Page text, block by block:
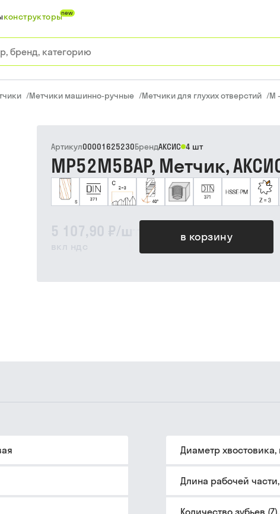
конструкторыnew
/Метчики машинно-ручные /Метчики для глухих отверстий /M
5 107,90 ₽/шт
вкл ндс
в корзину
Артикул00001625230БрендАКСИС 4 шт
MP52M5BAP, Метчик,
Диаметр
Длина рабочей
Количество зубьев